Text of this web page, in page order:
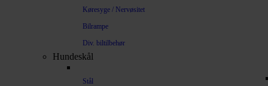
Køresyge / Nervøsitet
Bilrampe
Div. biltilbehør
Hundeskål
Stål